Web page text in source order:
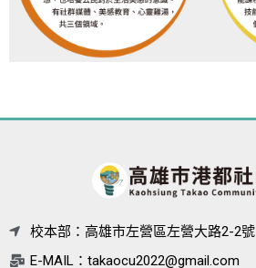
校本部：高雄市左營區左營大路2-2號
E-MAIL： takaocu2022@gmail.com